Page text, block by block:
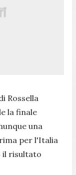
Rossella
la finale
una
per l'Italia
il risultato